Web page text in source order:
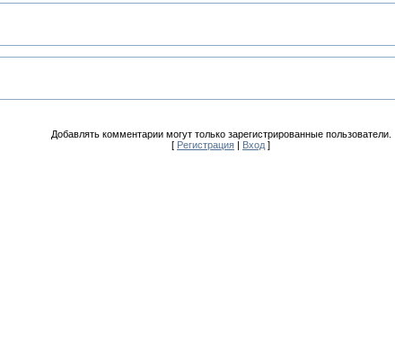
Добавлять комментарии могут только зарегистрированные пользователи.
[ Регистрация | Вход ]